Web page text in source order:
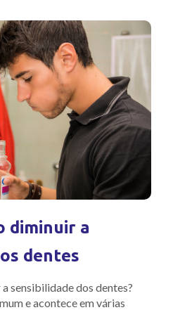
diminuir a
dentes
sensibilidade dos dentes?
e acontece em várias